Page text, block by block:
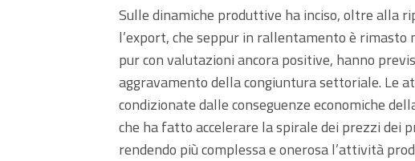
Sulle dinamiche produttive ha inciso, oltre alla
l’export, che seppur in rallentamento è
pur con valutazioni ancora positive, hanno
aggravamento della congiuntura settoriale. Le
condizionate dalle conseguenze economiche
che ha fatto accelerare la spirale dei prezzi dei
rendendo più complessa e onerosa l’attività